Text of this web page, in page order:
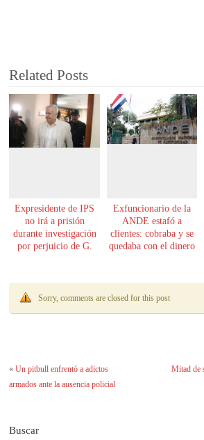
Related Posts
Expresidente de IPS
no irá a prisión
durante investigación
por perjuicio de G.
Exfuncionario de la
ANDE estafó a
clientes: cobraba y se
quedaba con el dinero
Sorry, comments are closed for this post
«Un pitbull enfrentó a adictos
armados ante la ausencia policial
Mitad de
Buscar